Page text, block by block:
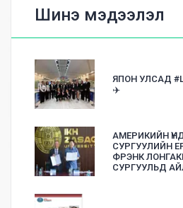
Шинэ мэдээлэл
ЯПОН УЛСАД
✈️
АМЕРИКИЙН
СУРГУУЛИЙН
ФРЭНК
СУРГУУЛЬД